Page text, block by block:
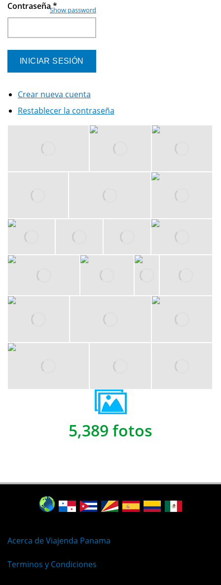
Contraseña*
Show password
Crear nueva cuenta
Restablecer la contraseña
5,389 fotos
Acerca de Viajenda Panama
Terminos y Condiciones